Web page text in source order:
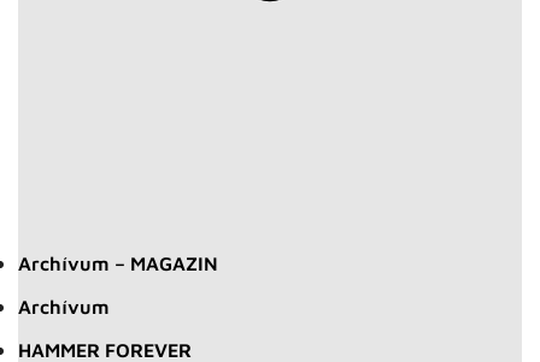
Archívum – MAGAZIN
Archívum
HAMMER FOREVER